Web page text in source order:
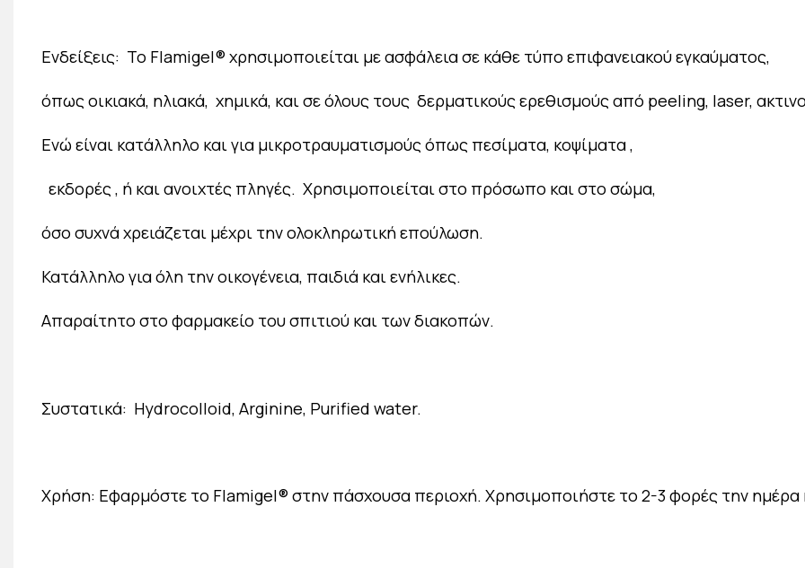
Ενδείξεις: Το Flamigel® χρησιμοποιείται με ασφάλεια σε κάθε τύπο επιφανειακού εγκαύματος,
όπως οικιακά, ηλιακά, χημικά, και σε όλους τους δερματικούς ερεθισμούς από peeling, laser,
Ενώ είναι κατάλληλο και για μικροτραυματισμούς όπως πεσίματα, κοψίματα ,
εκδορές , ή και ανοιχτές πληγές. Χρησιμοποιείται στο πρόσωπο και στο σώμα,
όσο συχνά χρειάζεται μέχρι την ολοκληρωτική επούλωση.
Κατάλληλο για όλη την οικογένεια, παιδιά και ενήλικες.
Απαραίτητο στο φαρμακείο του σπιτιού και των διακοπών.
Συστατικά: Hydrocolloid, Arginine, Purified water.
Χρήση: Εφαρμόστε το Flamigel® στην πάσχουσα περιοχή. Χρησιμοποιήστε το 2-3 φορές την ημέρα